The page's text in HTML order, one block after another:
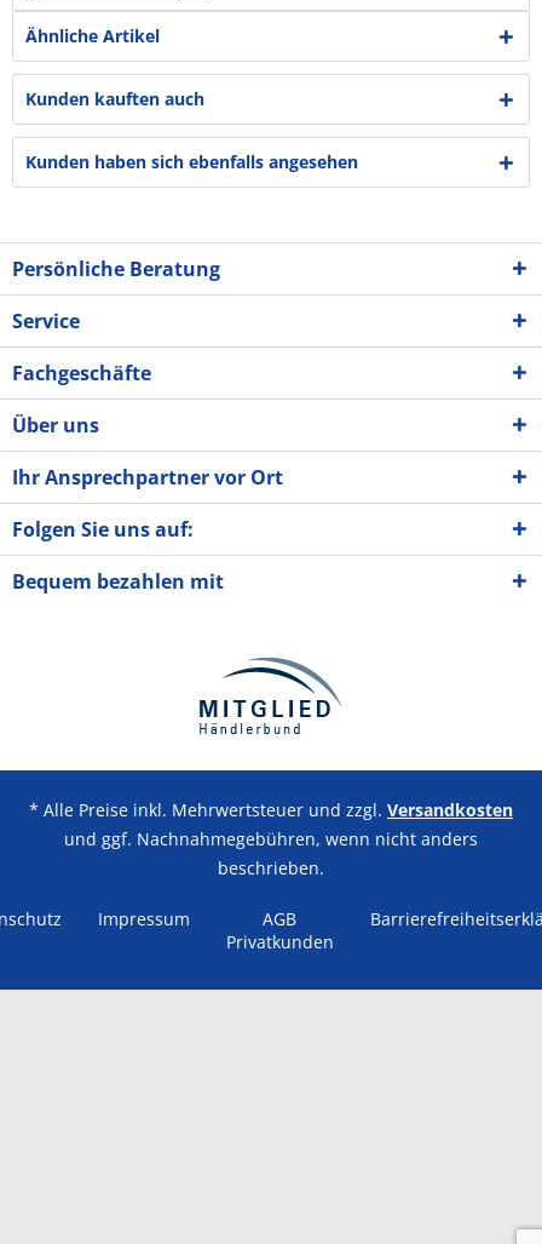
Ähnliche Artikel
Kunden kauften auch
Kunden haben sich ebenfalls angesehen
Persönliche Beratung
Service
Fachgeschäfte
Über uns
Ihr Ansprechpartner vor Ort
Folgen Sie uns auf:
Bequem bezahlen mit
* Alle Preise inkl. Mehrwertsteuer und zzgl. Versandkosten
und ggf. Nachnahmegebühren, wenn nicht anders
beschrieben.
Impressum
AGB
Privatkunden